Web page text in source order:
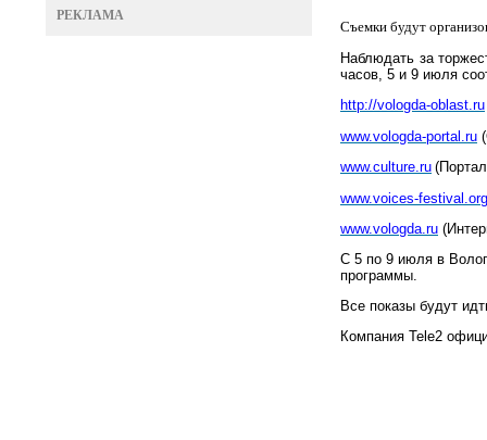
РЕКЛАМА
Съемки будут
Наблюдать за
часов, 5 и 9 июля
http://vologda-oblast.ru
www.vologda-portal.ru
www.culture.ru
www.voices-festival.org
www.vologda.ru
С 5 по 9 июля в
программы.
Все показы будут
Компания Tele2